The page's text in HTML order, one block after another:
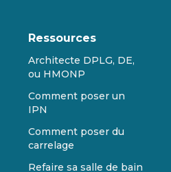
Ressources
Architecte DPLG, DE,
ou HMONP
Comment poser un
IPN
Comment poser du
carrelage
Refaire sa salle de bain